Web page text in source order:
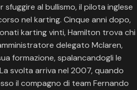
al bullismo, il pilota inglese
nel karting. Cinque anni dopo,
karting vinti, Hamilton trova chi
delegato Mclaren,
formazione, spalancandogli le
svolta arriva nel 2007, quando
il compagno di team Fernando